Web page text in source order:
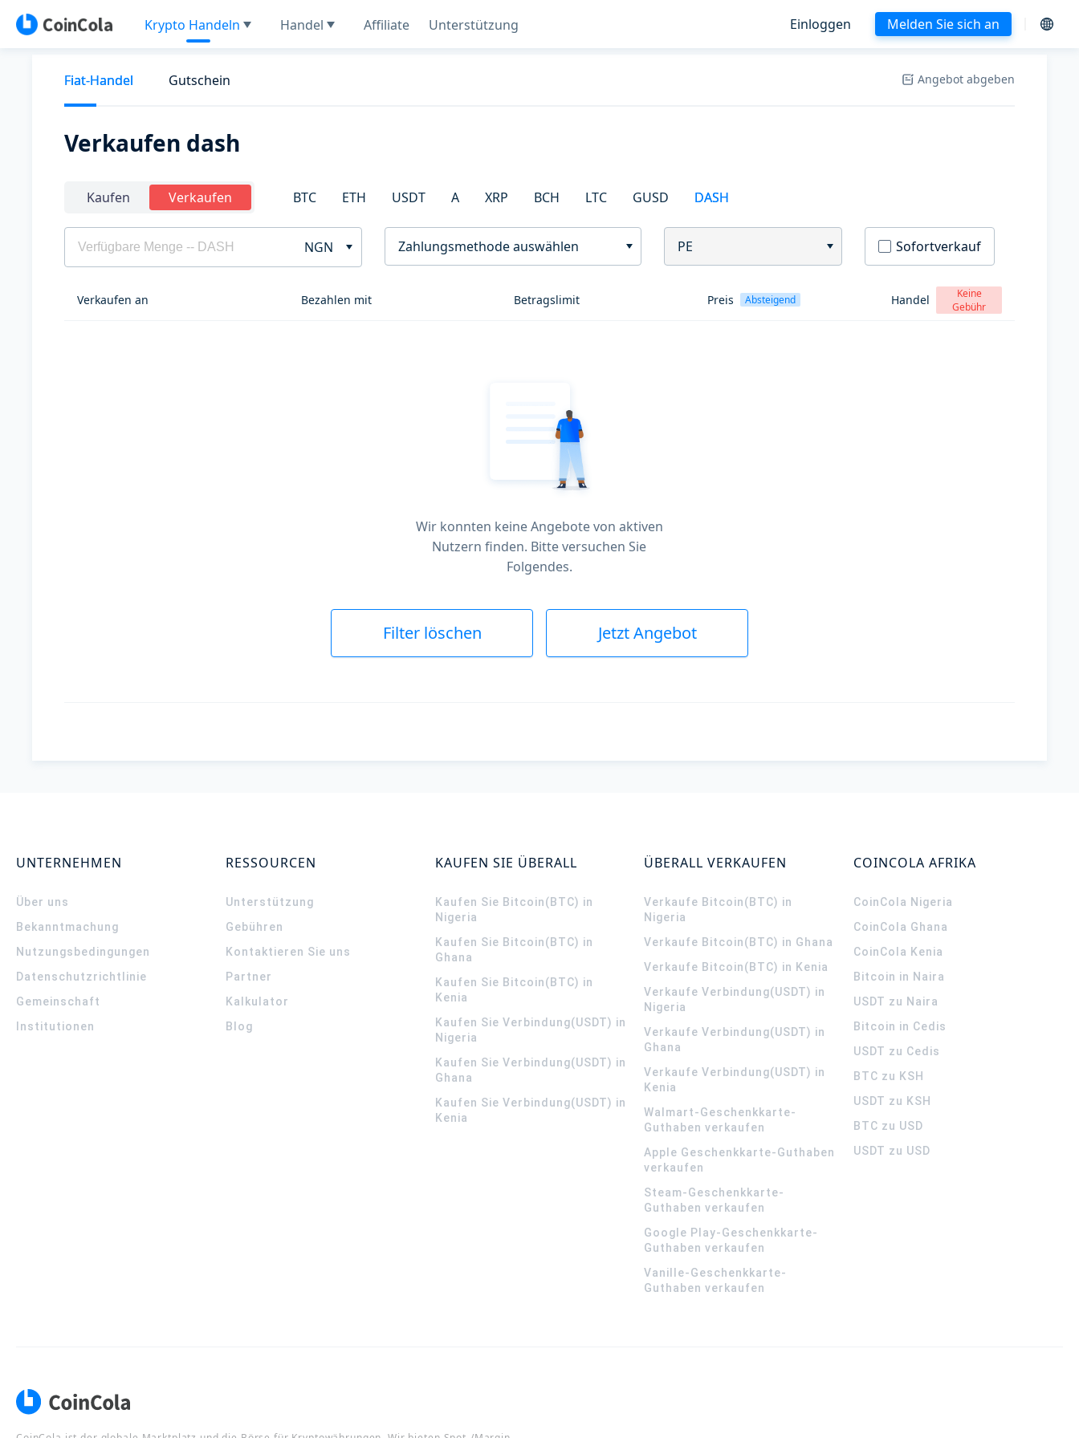
Krypto Handeln Handel Affiliate Unterstützung Einloggen Melden Sie sich an
Fiat-Handel Gutschein Angebot abgeben
Verkaufen dash
Kaufen Verkaufen BTC ETH USDT A XRP BCH LTC GUSD DASH
NGN Zahlungsmethode auswählen PE Sofortverkauf
Verkaufen an Bezahlen mit Betragslimit Preis Absteigend Handel
Keine
Gebühr
Wir konnten keine Angebote von aktiven
Nutzern finden. Bitte versuchen Sie
Folgendes.
Filter löschen Jetzt Angebot
UNTERNEHMEN
Über uns
Bekanntmachung
Nutzungsbedingungen
Datenschutzrichtlinie
Gemeinschaft
Institutionen
RESSOURCEN
Unterstützung
Gebühren
Kontaktieren Sie uns
Partner
Kalkulator
Blog
KAUFEN SIE ÜBERALL
Kaufen Sie Bitcoin(BTC) in
Nigeria
Kaufen Sie Bitcoin(BTC) in
Ghana
Kaufen Sie Bitcoin(BTC) in
Kenia
Kaufen Sie Verbindung(USDT) in
Nigeria
Kaufen Sie Verbindung(USDT) in
Ghana
Kaufen Sie Verbindung(USDT) in
Kenia
ÜBERALL VERKAUFEN
Verkaufe Bitcoin(BTC) in
Nigeria
Verkaufe Bitcoin(BTC) in Ghana
Verkaufe Bitcoin(BTC) in Kenia
Verkaufe Verbindung(USDT) in
Nigeria
Verkaufe Verbindung(USDT) in
Ghana
Verkaufe Verbindung(USDT) in
Kenia
Walmart-Geschenkkarte-
Guthaben verkaufen
Apple Geschenkkarte-Guthaben
verkaufen
Steam-Geschenkkarte-
Guthaben verkaufen
Google Play-Geschenkkarte-
Guthaben verkaufen
Vanille-Geschenkkarte-
Guthaben verkaufen
COINCOLA AFRIKA
CoinCola Nigeria
CoinCola Ghana
CoinCola Kenia
Bitcoin in Naira
USDT zu Naira
Bitcoin in Cedis
USDT zu Cedis
BTC zu KSH
USDT zu KSH
BTC zu USD
USDT zu USD